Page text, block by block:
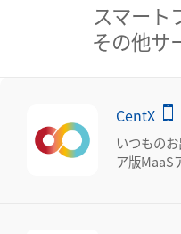
スマート
その他サ
CentX
いつもの
ア版MaaS